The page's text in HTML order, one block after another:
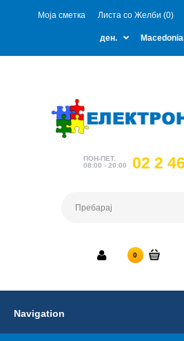
Моја сметка Листа со Желби (0)
ден.
ПОН-ПЕТ.
08:00 - 20:00
02 2
0
Navigation